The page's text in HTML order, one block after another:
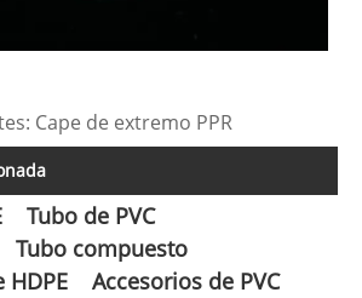
Cape de extremo PPR
Tubo de PVC
Tubo compuesto
HDPE
Accesorios de PVC